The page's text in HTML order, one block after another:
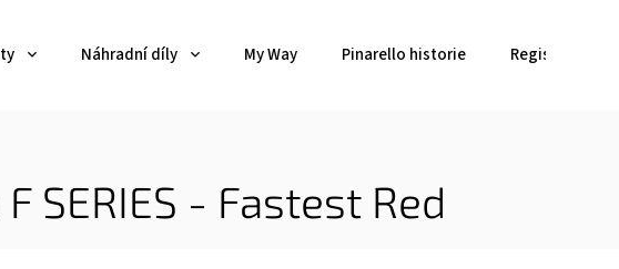
Náhradní díly My Way Pinarello historie Registrace rámu
SERIES - Fastest Red